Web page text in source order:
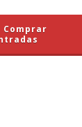
Comprar